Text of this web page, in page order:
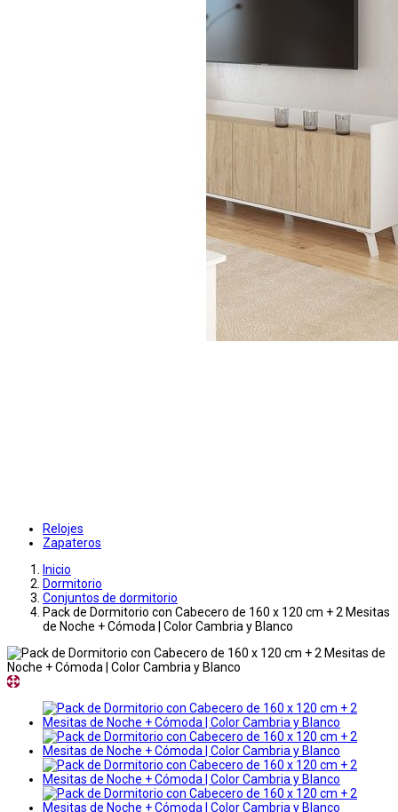
Relojes
Zapateros
Inicio
Dormitorio
Conjuntos de dormitorio
Pack de Dormitorio con Cabecero de 160 x 120 cm + 2 Mesitas
de Noche + Cómoda | Color Cambria y Blanco